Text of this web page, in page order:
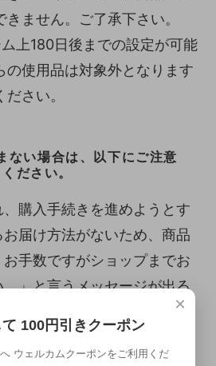
ません。ご了承下さい。
上180日後までの設定が可能
の使用品は対象外となります
さい。
ない場合は、以下にご注意
ください。
購入手続きを進めようとす
届け方法がないため、商品
手数ですがショップまでお
」と言うメッセージが出る
ない商品を同時購入してい
×
100円引きクーポン
ウェルカムクーポンをご利用くだ